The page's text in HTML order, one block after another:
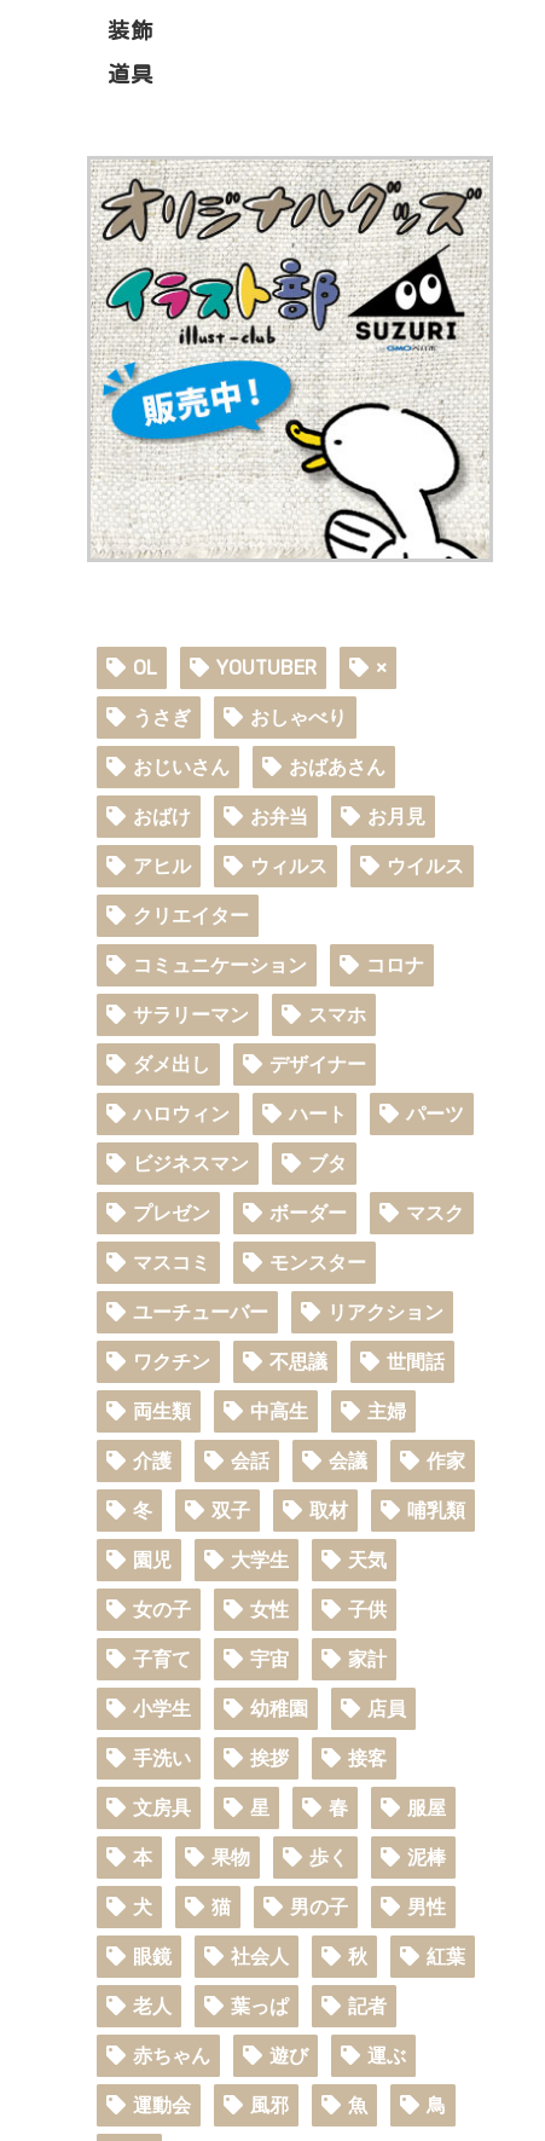
装飾
道具
OL YOUTUBER ×
うさぎ おしゃべり
おじいさん おばあさん
おばけ お弁当 お月見
アヒル ウィルス ウイルス
クリエイター
コミュニケーション コロナ
サラリーマン スマホ
ダメ出し デザイナー
ハロウィン ハート パーツ
ビジネスマン ブタ
プレゼン ボーダー マスク
マスコミ モンスター
ユーチューバー リアクション
ワクチン 不思議 世間話
両生類 中高生 主婦
介護 会話 会議 作家
冬 双子 取材 哺乳類
園児 大学生 天気
女の子 女性 子供
子育て 宇宙 家計
小学生 幼稚園 店員
手洗い 挨拶 接客
文房具 星 春 服屋
本 果物 歩く 泥棒
犬 猫 男の子 男性
眼鏡 社会人 秋 紅葉
老人 葉っぱ 記者
赤ちゃん 遊び 運ぶ
運動会 風邪 魚 鳥